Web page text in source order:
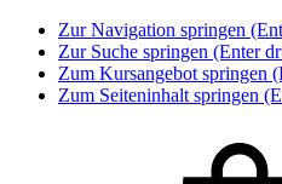
Zur Navigation springen
Zur Suche springen (Enter
Zum Kursangebot springen
Zum Seiteninhalt springen